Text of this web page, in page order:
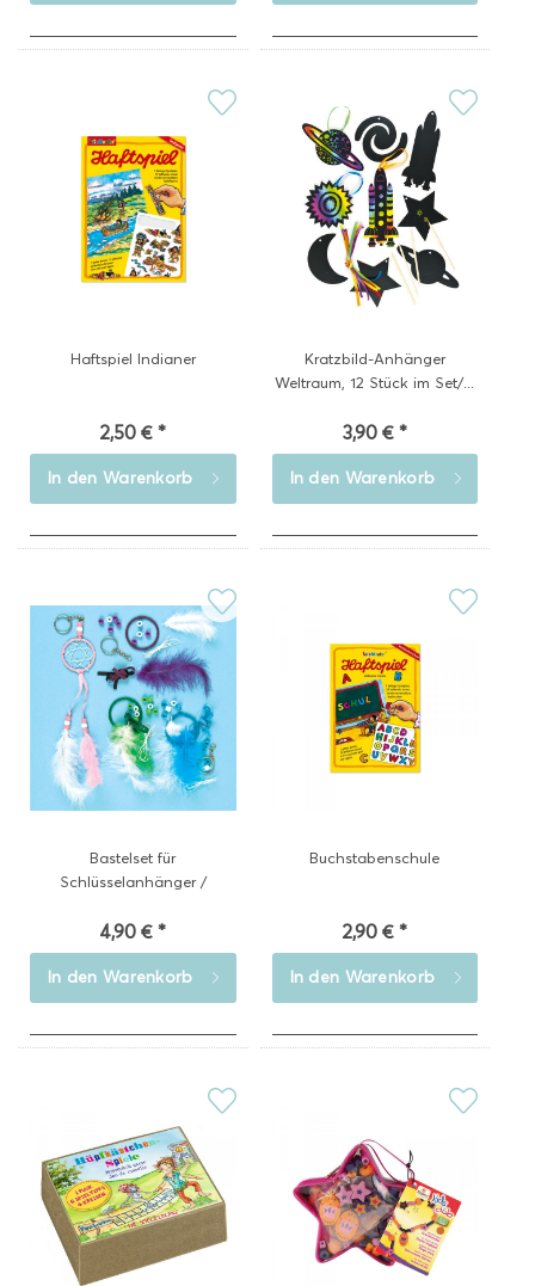
Haftspiel Indianer
2,50 € *
In den Warenkorb
Kratzbild-Anhänger
Weltraum, 12 Stück im Set/...
3,90 € *
In den Warenkorb
Bastelset für
Schlüsselanhänger /
4,90 € *
In den Warenkorb
Buchstabenschule
2,90 € *
In den Warenkorb